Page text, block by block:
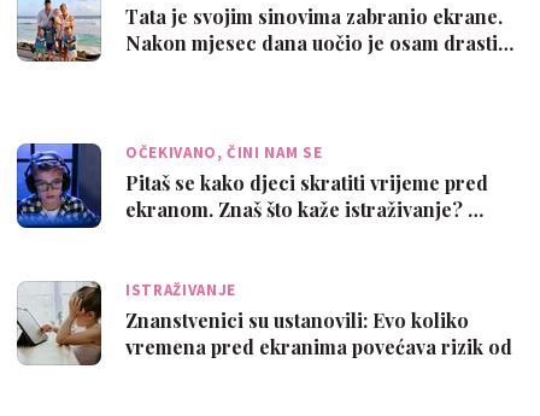
Tata je svojim sinovima zabranio ekrane.
Nakon mjesec dana uočio je osam drasti…
OČEKIVANO, ČINI NAM SE
Pitaš se kako djeci skratiti vrijeme pred
ekranom. Znaš što kaže istraživanje? …
ISTRAŽIVANJE
Znanstvenici su ustanovili: Evo koliko
vremena pred ekranima povećava rizik od